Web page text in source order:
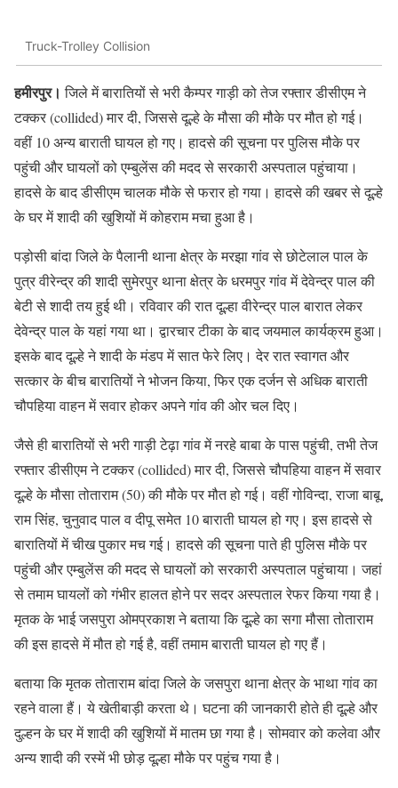
Truck-Trolley Collision
हमीरपुर। जिले में बारातियों से भरी कैम्पर गाड़ी को तेज रफ्तार डीसीएम ने
टक्कर (collided) मार दी, जिससे दूल्हे के मौसा की मौके पर मौत हो गई।
वहीं 10 अन्य बाराती घायल हो गए। हादसे की सूचना पर पुलिस मौके पर
पहुंची और घायलों को एम्बुलेंस की मदद से सरकारी अस्पताल पहुंचाया।
हादसे के बाद डीसीएम चालक मौके से फरार हो गया। हादसे की खबर से दूल्हे
के घर में शादी की खुशियों में कोहराम मचा हुआ है।
पड़ोसी बांदा जिले के पैलानी थाना क्षेत्र के मरझा गांव से छोटेलाल पाल के
पुत्र वीरेन्द्र की शादी सुमेरपुर थाना क्षेत्र के धरमपुर गांव में देवेन्द्र पाल की
बेटी से शादी तय हुई थी। रविवार की रात दूल्हा वीरेन्द्र पाल बारात लेकर
देवेन्द्र पाल के यहां गया था। द्वारचार टीका के बाद जयमाल कार्यक्रम हुआ।
इसके बाद दूल्हे ने शादी के मंडप में सात फेरे लिए। देर रात स्वागत और
सत्कार के बीच बारातियों ने भोजन किया, फिर एक दर्जन से अधिक बाराती
चौपहिया वाहन में सवार होकर अपने गांव की ओर चल दिए।
जैसे ही बारातियों से भरी गाड़ी टेढ़ा गांव में नरहे बाबा के पास पहुंची, तभी तेज
रफ्तार डीसीएम ने टक्कर (collided) मार दी, जिससे चौपहिया वाहन में सवार
दूल्हे के मौसा तोताराम (50) की मौके पर मौत हो गई। वहीं गोविन्दा, राजा बाबू,
राम सिंह, चुनुवाद पाल व दीपू समेत 10 बाराती घायल हो गए। इस हादसे से
बारातियों में चीख पुकार मच गई। हादसे की सूचना पाते ही पुलिस मौके पर
पहुंची और एम्बुलेंस की मदद से घायलों को सरकारी अस्पताल पहुंचाया। जहां
से तमाम घायलों को गंभीर हालत होने पर सदर अस्पताल रेफर किया गया है।
मृतक के भाई जसपुरा ओमप्रकाश ने बताया कि दूल्हे का सगा मौसा तोताराम
की इस हादसे में मौत हो गई है, वहीं तमाम बाराती घायल हो गए हैं।
बताया कि मृतक तोताराम बांदा जिले के जसपुरा थाना क्षेत्र के भाथा गांव का
रहने वाला हैं। ये खेतीबाड़ी करता थे। घटना की जानकारी होते ही दूल्हे और
दुल्हन के घर में शादी की खुशियों में मातम छा गया है। सोमवार को कलेवा और
अन्य शादी की रस्में भी छोड़ दूल्हा मौके पर पहुंच गया है।